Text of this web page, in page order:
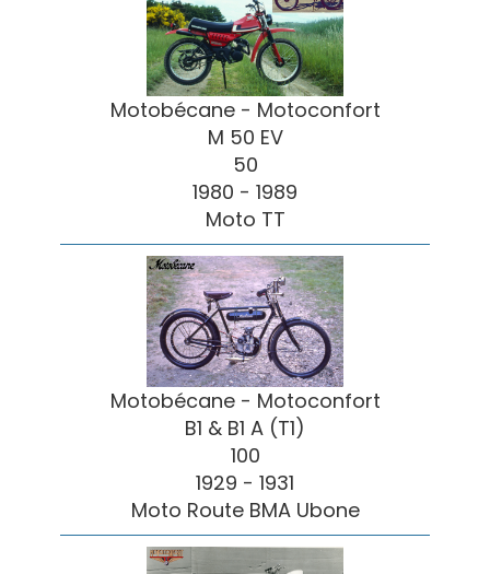
Motobécane - Motoconfort
M 50 EV
50
1980 - 1989
Moto TT
Motobécane - Motoconfort
B1 & B1 A (T1)
100
1929 - 1931
Moto Route BMA Ubone